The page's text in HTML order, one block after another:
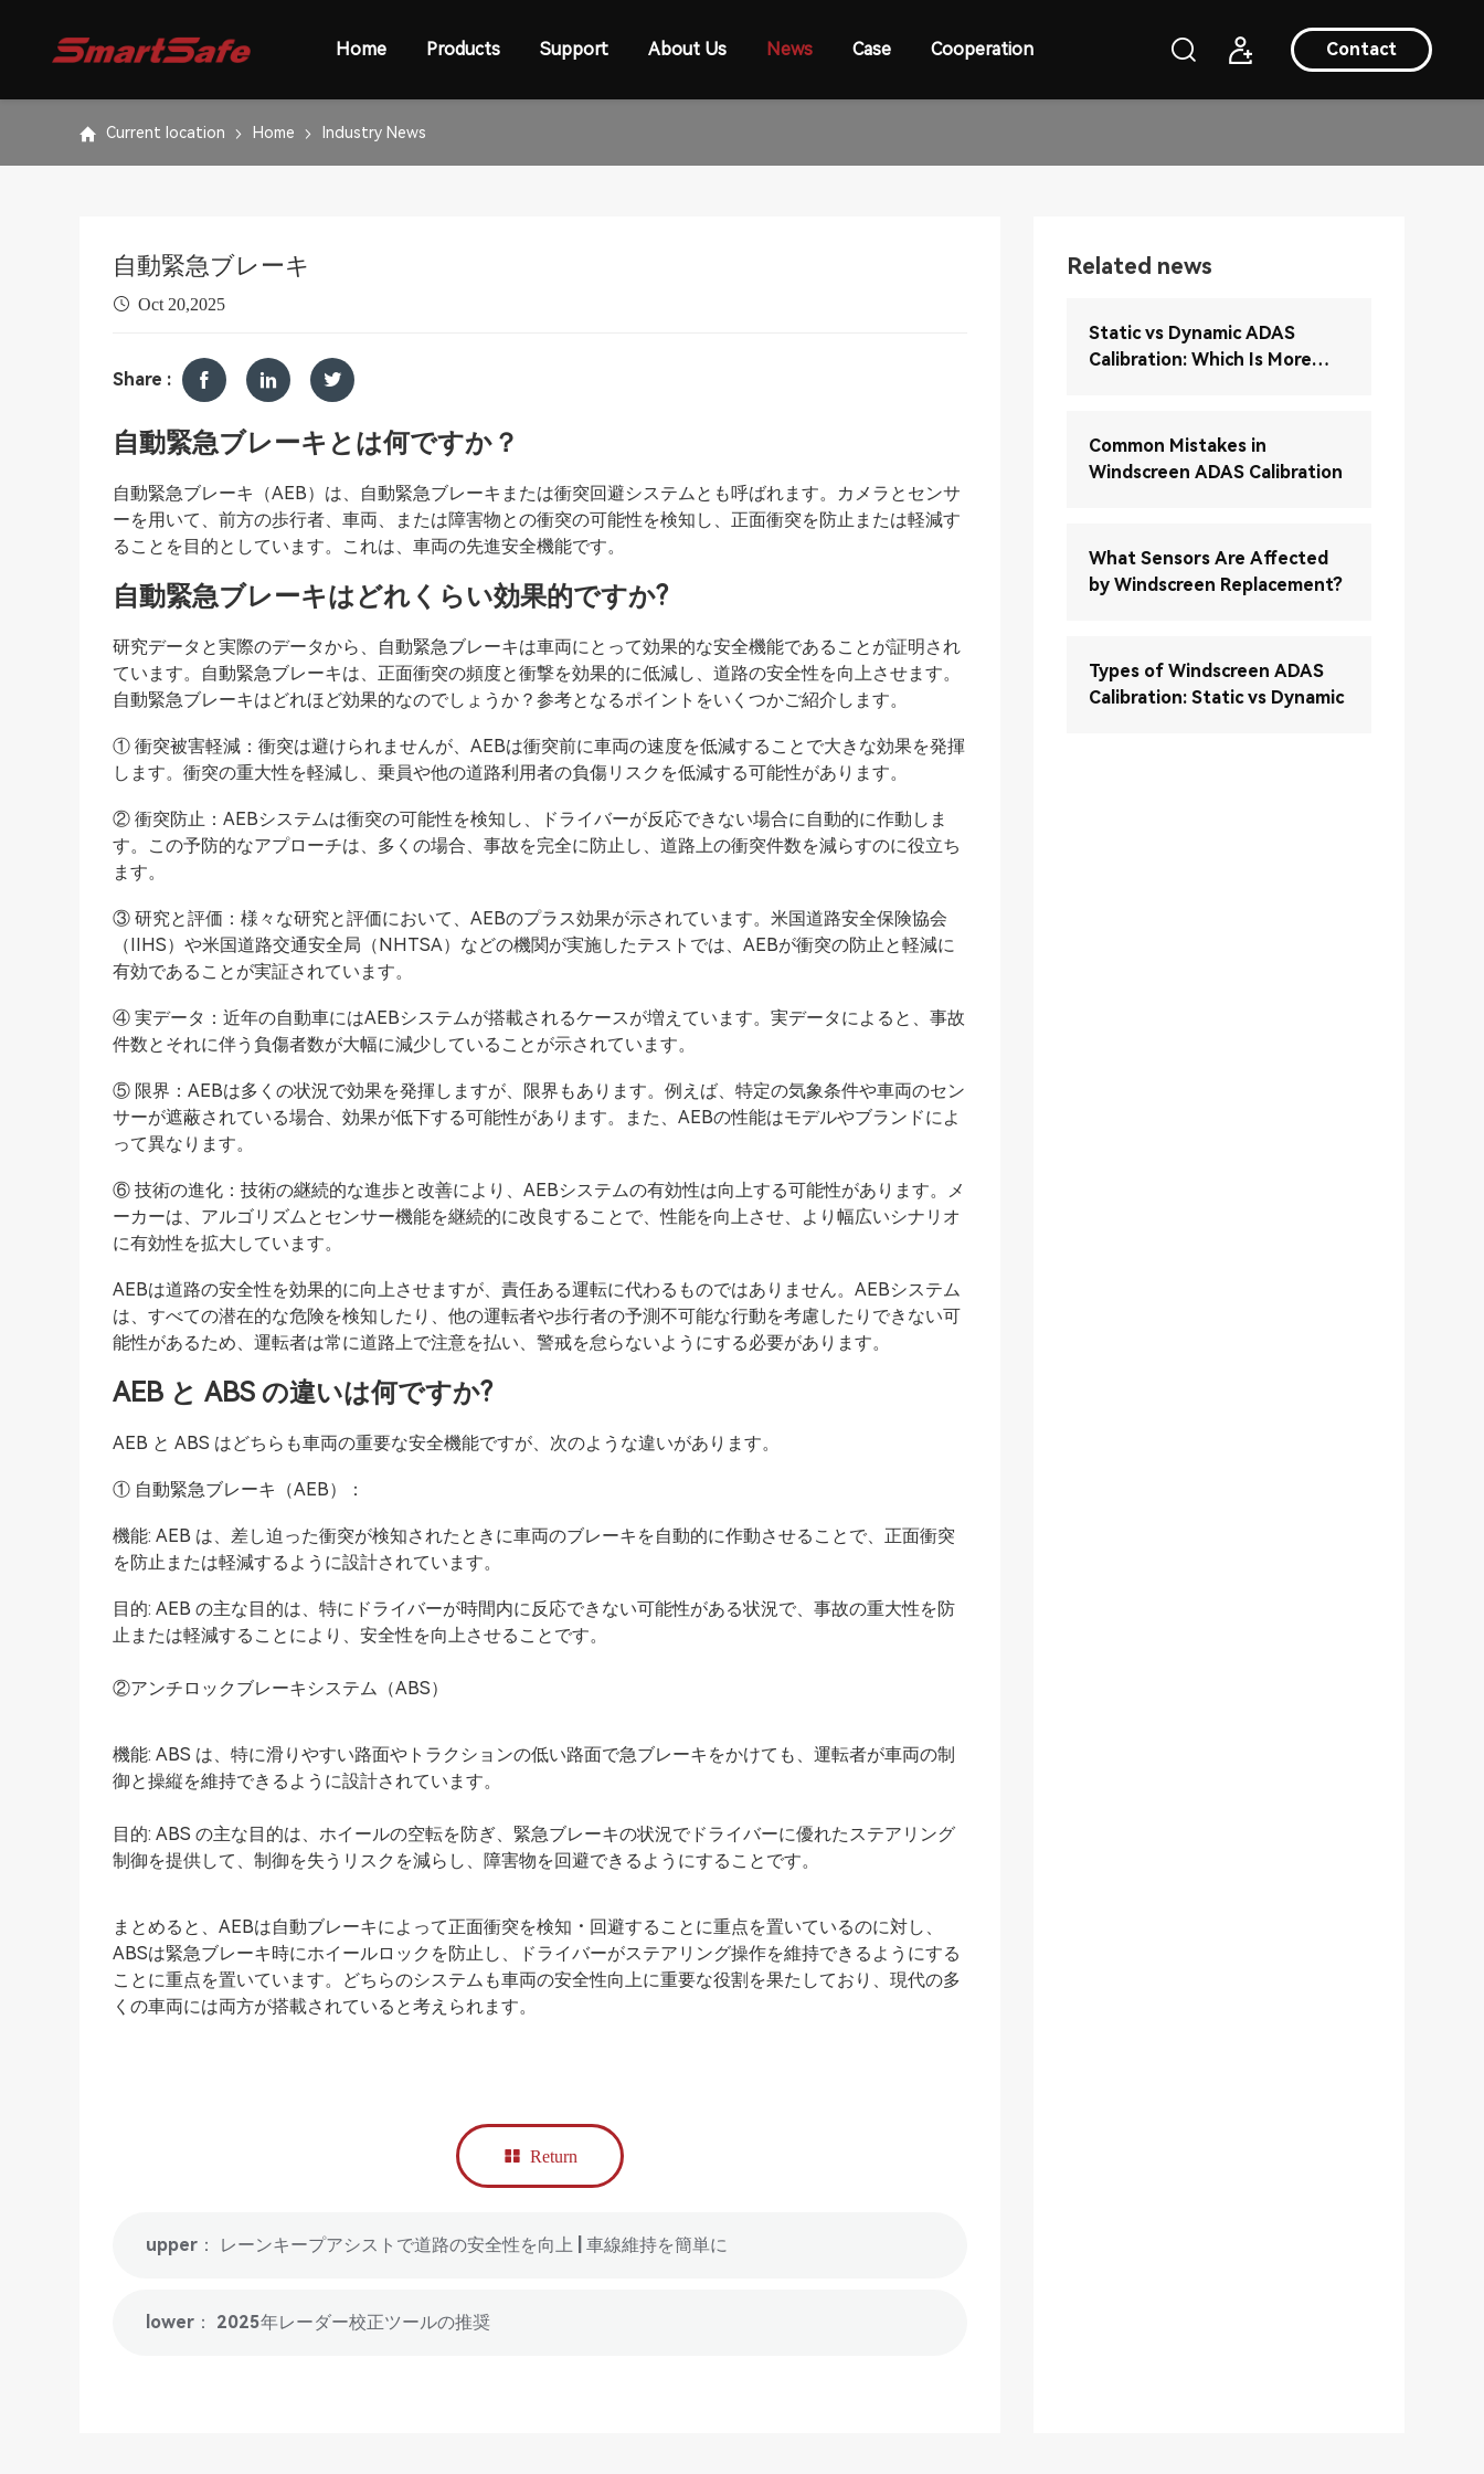
Contact
Home Products Support About Us News Case Cooperation
Current location Home Industry News
自動緊急ブレーキ
Oct 20,2025
Share :
自動緊急ブレーキとは何ですか？
自動緊急ブレーキ（AEB）は、自動緊急ブレーキまたは衝突回避システムとも呼ばれます。カメラとセンサ
ーを用いて、前方の歩行者、車両、または障害物との衝突の可能性を検知し、正面衝突を防止または軽減す
ることを目的としています。これは、車両の先進安全機能です。
自動緊急ブレーキはどれくらい効果的ですか?
研究データと実際のデータから、自動緊急ブレーキは車両にとって効果的な安全機能であることが証明され
ています。自動緊急ブレーキは、正面衝突の頻度と衝撃を効果的に低減し、道路の安全性を向上させます。
自動緊急ブレーキはどれほど効果的なのでしょうか？参考となるポイントをいくつかご紹介します。
① 衝突被害軽減：衝突は避けられませんが、AEBは衝突前に車両の速度を低減することで大きな効果を発揮
します。衝突の重大性を軽減し、乗員や他の道路利用者の負傷リスクを低減する可能性があります。
② 衝突防止：AEBシステムは衝突の可能性を検知し、ドライバーが反応できない場合に自動的に作動しま
す。この予防的なアプローチは、多くの場合、事故を完全に防止し、道路上の衝突件数を減らすのに役立ち
ます。
③ 研究と評価：様々な研究と評価において、AEBのプラス効果が示されています。米国道路安全保険協会
（IIHS）や米国道路交通安全局（NHTSA）などの機関が実施したテストでは、AEBが衝突の防止と軽減に
有効であることが実証されています。
④ 実データ：近年の自動車にはAEBシステムが搭載されるケースが増えています。実データによると、事故
件数とそれに伴う負傷者数が大幅に減少していることが示されています。
⑤ 限界：AEBは多くの状況で効果を発揮しますが、限界もあります。例えば、特定の気象条件や車両のセン
サーが遮蔽されている場合、効果が低下する可能性があります。また、AEBの性能はモデルやブランドによ
って異なります。
⑥ 技術の進化：技術の継続的な進歩と改善により、AEBシステムの有効性は向上する可能性があります。メ
ーカーは、アルゴリズムとセンサー機能を継続的に改良することで、性能を向上させ、より幅広いシナリオ
に有効性を拡大しています。
AEBは道路の安全性を効果的に向上させますが、責任ある運転に代わるものではありません。AEBシステム
は、すべての潜在的な危険を検知したり、他の運転者や歩行者の予測不可能な行動を考慮したりできない可
能性があるため、運転者は常に道路上で注意を払い、警戒を怠らないようにする必要があります。
AEB と ABS の違いは何ですか?
AEB と ABS はどちらも車両の重要な安全機能ですが、次のような違いがあります。
① 自動緊急ブレーキ（AEB）：
機能: AEB は、差し迫った衝突が検知されたときに車両のブレーキを自動的に作動させることで、正面衝突
を防止または軽減するように設計されています。
目的: AEB の主な目的は、特にドライバーが時間内に反応できない可能性がある状況で、事故の重大性を防
止または軽減することにより、安全性を向上させることです。
②アンチロックブレーキシステム（ABS）
機能: ABS は、特に滑りやすい路面やトラクションの低い路面で急ブレーキをかけても、運転者が車両の制
御と操縦を維持できるように設計されています。
目的: ABS の主な目的は、ホイールの空転を防ぎ、緊急ブレーキの状況でドライバーに優れたステアリング
制御を提供して、制御を失うリスクを減らし、障害物を回避できるようにすることです。
まとめると、AEBは自動ブレーキによって正面衝突を検知・回避することに重点を置いているのに対し、
ABSは緊急ブレーキ時にホイールロックを防止し、ドライバーがステアリング操作を維持できるようにする
ことに重点を置いています。どちらのシステムも車両の安全性向上に重要な役割を果たしており、現代の多
くの車両には両方が搭載されていると考えられます。
Return
upper： レーンキープアシストで道路の安全性を向上 | 車線維持を簡単に
lower： 2025年レーダー校正ツールの推奨
Related news
Static vs Dynamic ADAS
Calibration: Which Is More
Common Mistakes in
Windscreen ADAS Calibration
What Sensors Are Affected
by Windscreen Replacement?
Types of Windscreen ADAS
Calibration: Static vs Dynamic